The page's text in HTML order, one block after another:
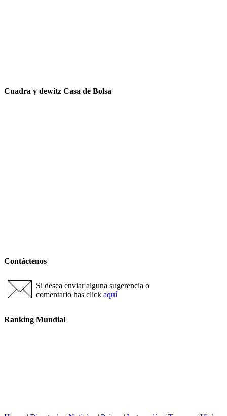
Cuadra y dewitz Casa de Bolsa
Contáctenos
Si desea enviar alguna sugerencia o
comentario has click aquí
Ranking Mundial